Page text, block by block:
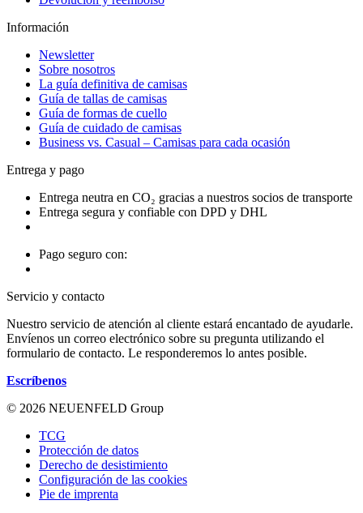
Información
Newsletter
Sobre nosotros
La guía definitiva de camisas
Guía de tallas de camisas
Guía de formas de cuello
Guía de cuidado de camisas
Business vs. Casual – Camisas para cada ocasión
Entrega y pago
Entrega neutra en CO₂ gracias a nuestros socios de transporte
Entrega segura y confiable con DPD y DHL
Pago seguro con:
Servicio y contacto
Nuestro servicio de atención al cliente estará encantado de ayudarle.
Envíenos un correo electrónico sobre su pregunta utilizando el
formulario de contacto. Le responderemos lo antes posible.
Escríbenos
© 2026 NEUENFELD Group
TCG
Protección de datos
Derecho de desistimiento
Configuración de las cookies
Pie de imprenta